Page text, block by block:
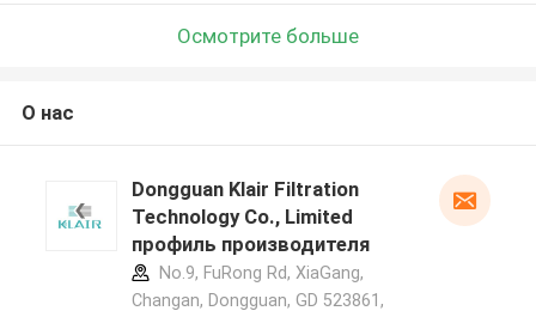
Осмотрите больше
О нас
Dongguan Klair Filtration
Technology Co., Limited
профиль производителя
No.9, FuRong Rd, XiaGang,
Changan, Dongguan, GD 523861,